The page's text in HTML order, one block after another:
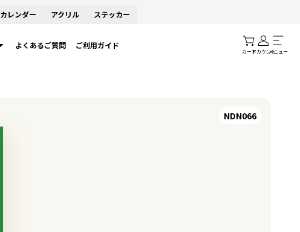
カレンダー アクリル ステッカー
よくあるご質問 ご利用ガイド
カートアカウントメニュー
NDN066